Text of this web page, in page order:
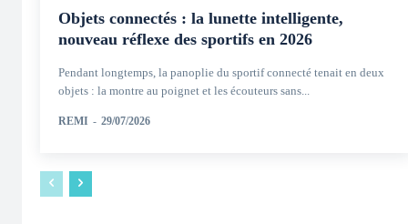
Objets connectés : la lunette intelligente,
nouveau réflexe des sportifs en 2026
Pendant longtemps, la panoplie du sportif connecté tenait en deux
objets : la montre au poignet et les écouteurs sans...
REMI - 29/07/2026